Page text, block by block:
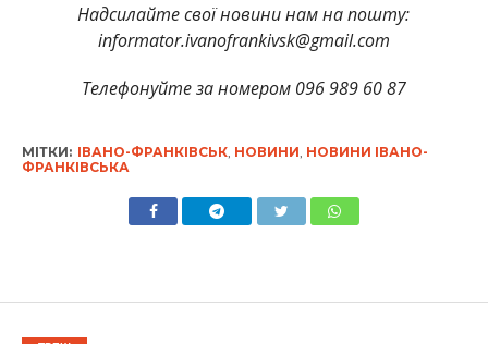
Надсилайте свої новини нам на пошту:
informator.ivanofrankivsk@gmail.com
Телефонуйте за номером 096 989 60 87
МІТКИ: ІВАНО-ФРАНКІВСЬК, НОВИНИ НОВИНИ ІВАНО-
ФРАНКІВСЬКА